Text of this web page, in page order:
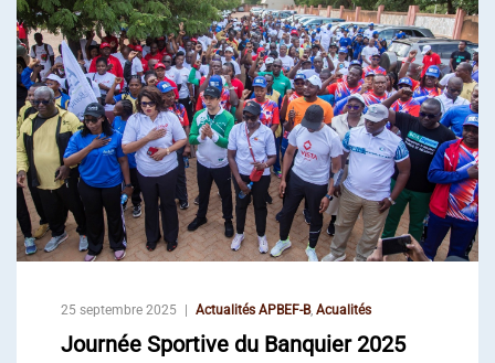
25 septembre 2025 Actualités APBEF-B, Acualités
Journée Sportive du Banquier 2025